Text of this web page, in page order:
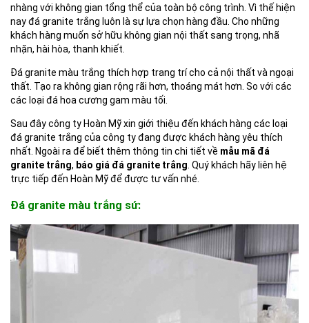
nhàng với không gian tổng thể của toàn bộ công trình. Vì thế hiện
nay đá granite trắng luôn là sự lựa chọn hàng đầu. Cho những
khách hàng muốn sở hữu không gian nội thất sang trọng, nhã
nhặn, hài hòa, thanh khiết.
Đá granite màu trắng thích hợp trang trí cho cả nội thất và ngoại
thất. Tạo ra không gian rộng rãi hơn, thoáng mát hơn. So với các
các loại đá hoa cương gam màu tối.
Sau đây công ty Hoàn Mỹ xin giới thiệu đến khách hàng các loại
đá granite trắng của công ty đang được khách hàng yêu thích
nhất. Ngoài ra để biết thêm thông tin chi tiết về mẫu mã đá
granite trắng, báo giá đá granite trắng. Quý khách hãy liên hệ
trực tiếp đến Hoàn Mỹ để được tư vấn nhé.
Đá granite màu trắng sứ: